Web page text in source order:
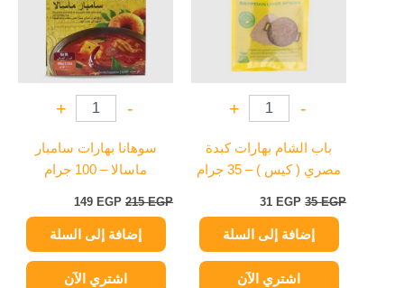
-
+
باب الشام بهارات كبدة
مصري ( كيس ) – 35 جرام
35EGP
31 EGP
إضافة إلى السلة
اشتري الآن
-
+
سوهانا بهارات سامبار
ماسالا – 100 جرام
215EGP
149 EGP
إضافة إلى السلة
اشتري الآن